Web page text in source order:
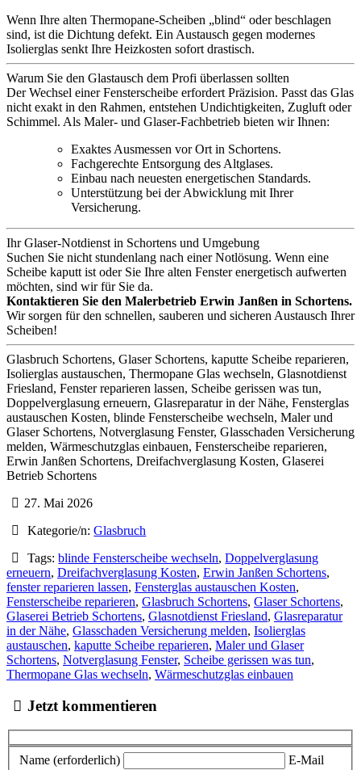
Wenn Ihre alten Thermopane-Scheiben „blind“ oder beschlagen
sind, ist die Dichtung defekt. Ein Austausch gegen modernes
Isolierglas senkt Ihre Heizkosten sofort drastisch.
Warum Sie den Glastausch dem Profi überlassen sollten
Der Wechsel einer Fensterscheibe erfordert Präzision. Passt das Glas
nicht exakt in den Rahmen, entstehen Undichtigkeiten, Zugluft oder
Schimmel. Als Maler- und Glaser-Fachbetrieb bieten wir Ihnen:
Exaktes Ausmessen vor Ort in Schortens.
Fachgerechte Entsorgung des Altglases.
Einbau nach neuesten energetischen Standards.
Unterstützung bei der Abwicklung mit Ihrer
Versicherung.
Ihr Glaser-Notdienst in Schortens und Umgebung
Suchen Sie nicht stundenlang nach einer Notlösung. Wenn eine
Scheibe kaputt ist oder Sie Ihre alten Fenster energetisch aufwerten
möchten, sind wir für Sie da.
Kontaktieren Sie den Malerbetrieb Erwin Janßen in Schortens.
Wir sorgen für den schnellen, sauberen und sicheren Austausch Ihrer
Scheiben!
Glasbruch Schortens, Glaser Schortens, kaputte Scheibe reparieren,
Isolierglas austauschen, Thermopane Glas wechseln, Glasnotdienst
Friesland, Fenster reparieren lassen, Scheibe gerissen was tun,
Doppelverglasung erneuern, Glasreparatur in der Nähe, Fensterglas
austauschen Kosten, blinde Fensterscheibe wechseln, Maler und
Glaser Schortens, Notverglasung Fenster, Glasschaden Versicherung
melden, Wärmeschutzglas einbauen, Fensterscheibe reparieren,
Erwin Janßen Schortens, Dreifachverglasung Kosten, Glaserei
Betrieb Schortens
27. Mai 2026
Kategorie/n:Glasbruch
Tags:blinde Fensterscheibe wechseln,Doppelverglasung
erneuern, Dreifachverglasung Kosten, Erwin Janßen Schortens,
fenster reparieren lassen, Fensterglas austauschen Kosten,
Fensterscheibe reparieren, Glasbruch Schortens, Glaser Schortens,
Glaserei Betrieb Schortens, Glasnotdienst Friesland, Glasreparatur
in der Nähe, Glasschaden Versicherung melden, Isolierglas
austauschen, kaputte Scheibe reparieren, Maler und Glaser
Schortens, Notverglasung Fenster, Scheibe gerissen was tun,
Thermopane Glas wechseln, Wärmeschutzglas einbauen
Jetzt kommentieren
Name (erforderlich)
E-Mail